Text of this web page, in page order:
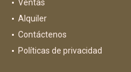
Ventas
Alquiler
Contáctenos
Políticas de privacidad